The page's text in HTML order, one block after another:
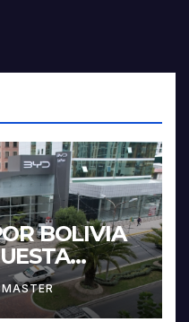
BOLIVIA
IMPULSAR
Y LA